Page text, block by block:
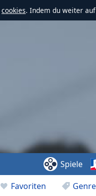
cookies. Indem du weiter
Favoriten
Spiele